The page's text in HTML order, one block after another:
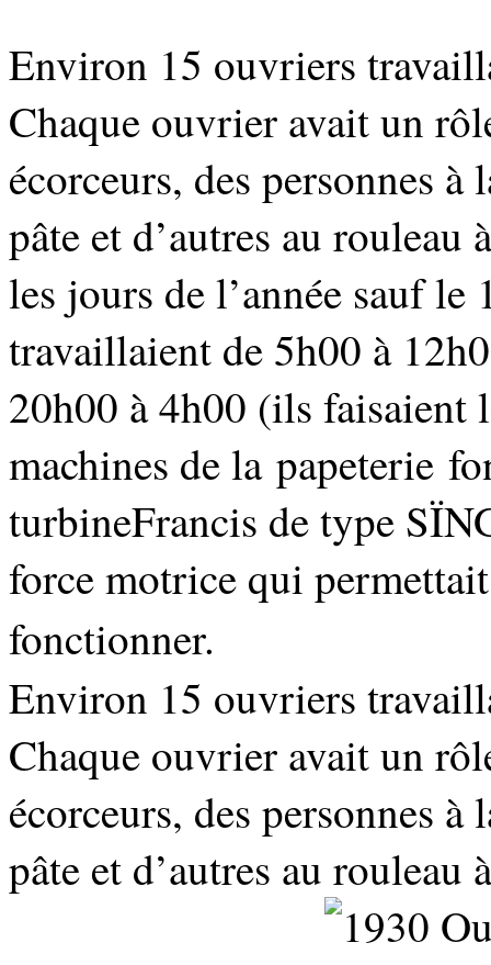
Environ 15 ouvriers
Chaque ouvrier avait un
écorceurs, des personnes
pâte et d’autres au rouleau
les jours de l’année sauf
travaillaient de 5h00 à
20h00 à 4h00 (ils faisaient
machines de la papeterie
turbineFrancis de type
force motrice qui
fonctionner.
Environ 15 ouvriers
Chaque ouvrier avait un
écorceurs, des personnes
pâte et d’autres au rouleau